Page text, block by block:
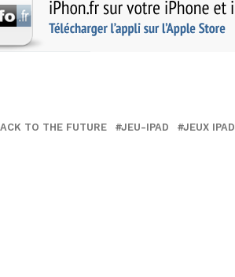
TO THE FUTURE JEU-IPAD JEUX IPAD